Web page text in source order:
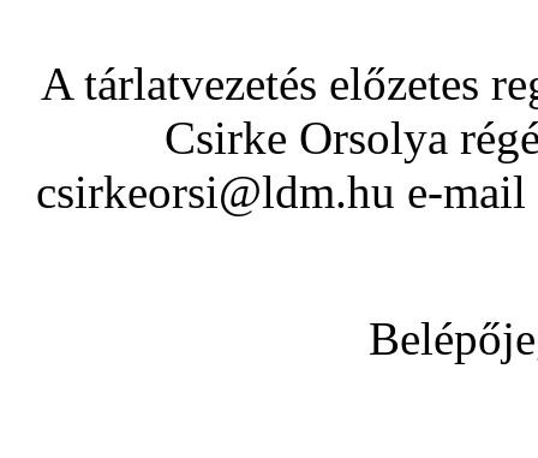
A tárlatvezetés előzetes
Csirke Orsolya
csirkeorsi@ldm.hu e-